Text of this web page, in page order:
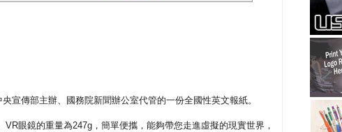
宣傳部主辦、國務院新聞辦公室代管的一份全國性英文報紙。
眼鏡的重量為247g，簡單便攜，能夠帶您走進虛擬的現實世界，